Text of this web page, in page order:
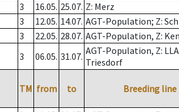
3 16.05. 25.07. Z: Merz
3 12.05. 14.07. AGT-Population; Z:
3 22.05. 28.07. AGT-Population, Z:
3 06.05. 31.07. AGT-Population, Z: LLA
Triesdorf
TM from to Breeding line